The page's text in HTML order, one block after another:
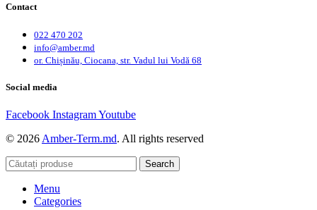
Contact
022 470 202
info@amber.md
or. Chișinău, Ciocana, str. Vadul lui Vodă 68
Social media
Facebook InstagramYoutube
© 2026 Amber-Term.md. All rights reserved
Search
Menu
Categories